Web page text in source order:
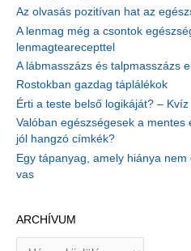
Az olvasás pozitívan hat az
A lenmag még a csontok
lenmagtearecepttel
A lábmasszázs és talpmasszázs
Rostokban gazdag táplálékok
Érti a teste belső logikáját? – Kvíz
Valóban egészségesek a mentes
jól hangzó címkék?
Egy tápanyag, amely hiánya
vas
ARCHÍVUM